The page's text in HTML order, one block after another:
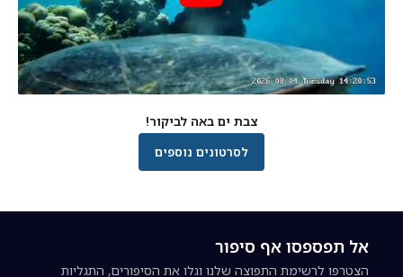
צבת ים באה לביקור!
לסרטונים נוספים
אל תפספסו אף סיפור
הצטרפו לרשימת התפוצה שלנו וגלו את הסיפורים, התגליות